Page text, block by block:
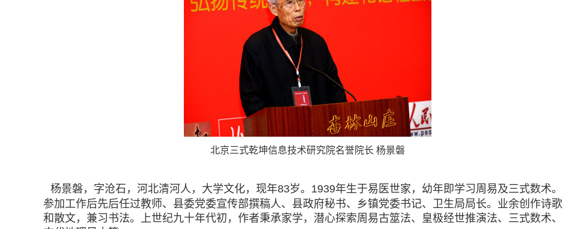
北京三式乾坤信息技术研究院名誉院长 杨景磐
杨景磐，字沧石，河北清河人，大学文化，现年83岁。1939年生于易医世家，幼年即学习周易及三式数术。
参加工作后先后任过教师、县委党委宣传部撰稿人、县政府秘书、乡镇党委书记、卫生局局长。业余创作诗歌
和散文，兼习书法。上世纪九十年代初，作者秉承家学，潜心探索周易古筮法、皇极经世推演法、三式数术、